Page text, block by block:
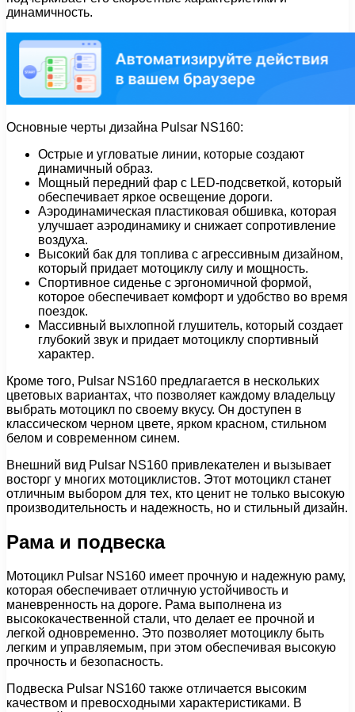
динамичность.
Основные черты дизайна Pulsar NS160:
Острые и угловатые линии, которые создают
динамичный образ.
Мощный передний фар с LED-подсветкой, который
обеспечивает яркое освещение дороги.
Аэродинамическая пластиковая обшивка, которая
улучшает аэродинамику и снижает сопротивление
воздуха.
Высокий бак для топлива с агрессивным дизайном,
который придает мотоциклу силу и мощность.
Спортивное сиденье с эргономичной формой,
которое обеспечивает комфорт и удобство во время
поездок.
Массивный выхлопной глушитель, который создает
глубокий звук и придает мотоциклу спортивный
характер.
Кроме того, Pulsar NS160 предлагается в нескольких
цветовых вариантах, что позволяет каждому владельцу
выбрать мотоцикл по своему вкусу. Он доступен в
классическом черном цвете, ярком красном, стильном
белом и современном синем.
Внешний вид Pulsar NS160 привлекателен и вызывает
восторг у многих мотоциклистов. Этот мотоцикл станет
отличным выбором для тех, кто ценит не только высокую
производительность и надежность, но и стильный дизайн.
Рама и подвеска
Мотоцикл Pulsar NS160 имеет прочную и надежную раму,
которая обеспечивает отличную устойчивость и
маневренность на дороге. Рама выполнена из
высококачественной стали, что делает ее прочной и
легкой одновременно. Это позволяет мотоциклу быть
легким и управляемым, при этом обеспечивая высокую
прочность и безопасность.
Подвеска Pulsar NS160 также отличается высоким
качеством и превосходными характеристиками. В